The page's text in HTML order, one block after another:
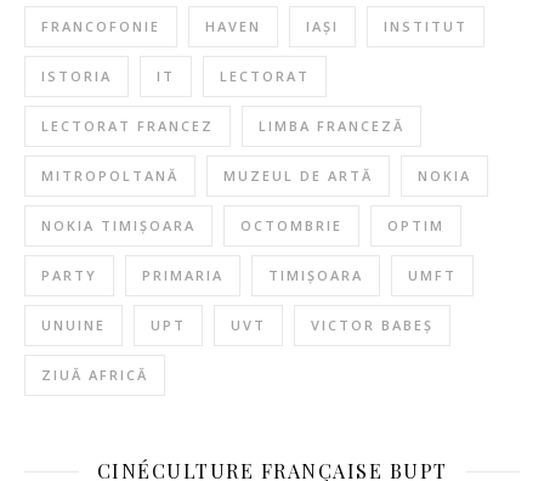
FRANCOFONIE HAVEN IAȘI INSTITUT
ISTORIA IT LECTORAT
LECTORAT FRANCEZ LIMBA FRANCEZĂ
MITROPOLTANĂ MUZEUL DE ARTĂ NOKIA
NOKIA TIMIȘOARA OCTOMBRIE OPTIM
PARTY PRIMARIA TIMIȘOARA UMFT
UNUINE UPT UVT VICTOR BABEȘ
ZIUĂ AFRICĂ
CINÉCULTURE FRANÇAISE BUPT